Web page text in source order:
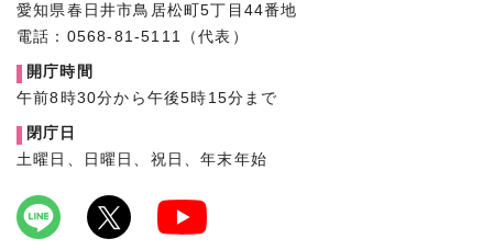
愛知県春日井市鳥居松町5丁目44番地
電話：0568-81-5111（代表）
開庁時間
午前8時30分から午後5時15分まで
閉庁日
土曜日、日曜日、祝日、年末年始